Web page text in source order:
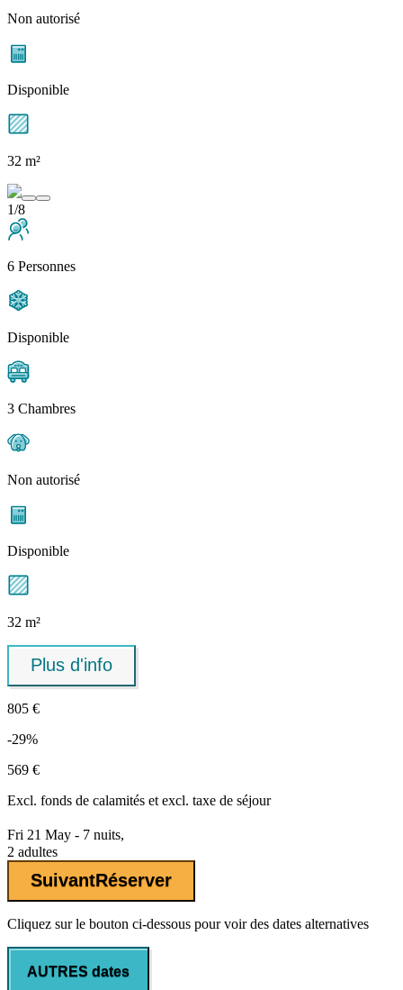
Non autorisé
Disponible
32 m²
1/8
6 Personnes
Disponible
3 Chambres
Non autorisé
Disponible
32 m²
Plus d'info
805 €
-29%
569 €
Excl. fonds de calamités et excl. taxe de séjour
Fri 21 May - 7 nuits,
2 adultes
SuivantRéserver
Cliquez sur le bouton ci-dessous pour voir des dates alternatives
AUTRES dates